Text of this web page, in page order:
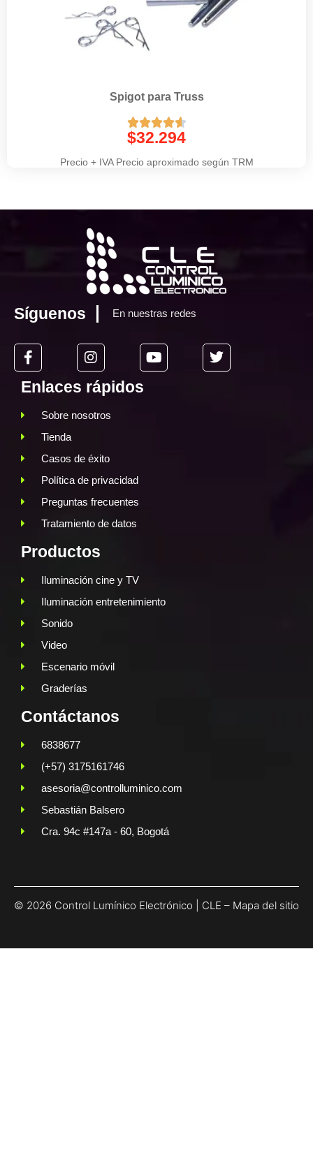
Spigot para Truss

$32.294
Precio + IVA Precio aproximado según TRM
Síguenos En nuestras redes
Enlaces rápidos
Sobre nosotros
Tienda
Casos de éxito
Política de privacidad
Preguntas frecuentes
Tratamiento de datos
Productos
Iluminación cine y TV
Iluminación entretenimiento
Sonido
Video
Escenario móvil
Graderías
Contáctanos
6838677
(+57) 3175161746
asesoria@controlluminico.com
Sebastián Balsero
Cra. 94c #147a - 60, Bogotá
© 2026 Control Lumínico Electrónico | CLE – Mapa del sitio